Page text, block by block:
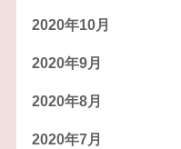
2020年10月
2020年9月
2020年8月
2020年7月